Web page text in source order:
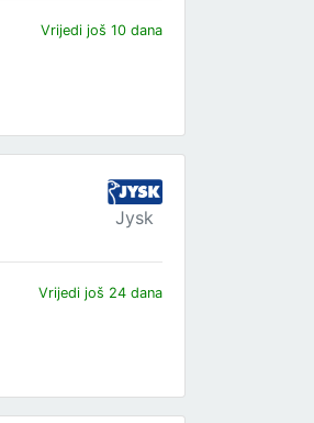
Vrijedi još 10 dana
Jysk
Vrijedi još 24 dana